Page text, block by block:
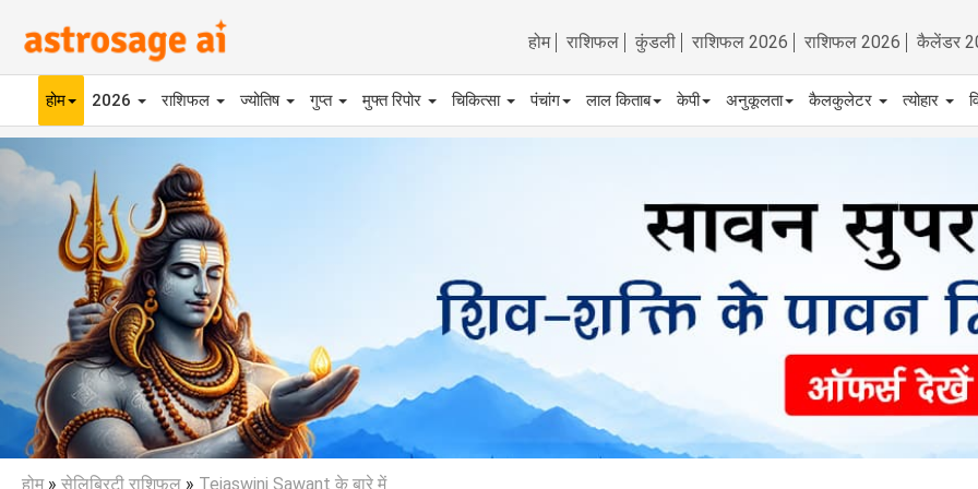
होम राशिफल कुंडली राशिफल 2026 राशिफल 2026 कैलेंडर
होम 2026 राशिफल ज्योतिष गुप्त मुफ्त रिपोर चिकित्सा पंचांग लाल किताब केपी अनुकूलता कैलकुलेटर त्योहार
Previous
होम» सेलिब्रिटी राशिफल » Tejaswini Sawant के बारे में